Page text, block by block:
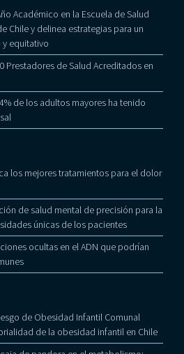
Académico en la Escuela de Salud
Chile y delinea estrategias para un
y equitativo
Prestadores de Salud Acreditados en
de los adultos mayores ha tenido
los mejores tratamientos para el dolor
de salud mental de precisión para la
únicas de los pacientes
ocultas en el ADN que podrían
de Obesidad Infantil Comunal
de la obesidad infantil en Chile